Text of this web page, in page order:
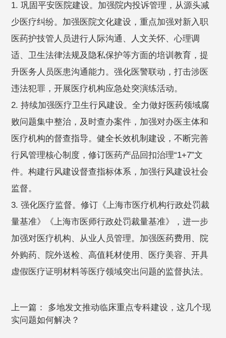
1. 巩固平安医院建设。加强院内投诉管理，从源头减
少医疗纠纷。加强医院文化建设，重点加强对新入职
医药护技管人员进行人际沟通、人文关怀、心理调
适、卫生法律法规及隐私保护等方面的培训教育，提
升医务人员医患沟通能力。强化医警联动，打击涉医
违法犯罪，开展医疗机构应急处突演练活动。
2. 持续加强医疗卫生行风建设。全力做好医药领域腐
败问题集中整治，及时查办案件，加强对办医主体和
医疗机构的督查指导。健全长效机制建设，不断完善
行风管理核心制度，修订医药产品回扣治理“1+7”文
件。构建行风建设督查指标体系，加强行风建设社会
监督。
3. 强化医疗监督。修订《上海市医疗机构行政处罚裁
量基准》《上海市医师行政处罚裁量基准》，进一步
加强对医疗机构、从业人员管理。加强医药费用、院
外购药、院外送检、高值耗材使用、医疗美容、开具
虚假医疗证明材料等医疗领域突出问题的监督执法。
上一篇： 多地发文推动临床重点专科建设，这几个现
实问题如何解决？